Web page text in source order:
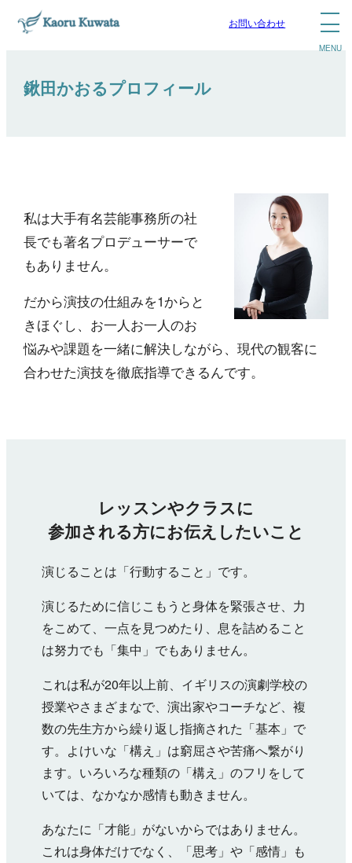
お問い合わせ
鍬田かおるプロフィール
私は大手有名芸能事務所の社
長でも著名プロデューサーで
もありません。
だから演技の仕組みを1からと
きほぐし、お一人お一人のお
悩みや課題を一緒に解決しながら、現代の観客に
合わせた演技を徹底指導できるんです。
レッスンやクラスに
参加される方にお伝えしたいこと
演じることは「行動すること」です。
演じるために信じこもうと身体を緊張させ、力
をこめて、一点を見つめたり、息を詰めること
は努力でも「集中」でもありません。
これは私が20年以上前、イギリスの演劇学校の
授業やさまざまなで、演出家やコーチなど、複
数の先生方から繰り返し指摘された「基本」で
す。よけいな「構え」は窮屈さや苦痛へ繋がり
ます。いろいろな種類の「構え」のフリをして
いては、なかなか感情も動きません。
あなたに「才能」がないからではありません。
これは身体だけでなく、「思考」や「感情」も